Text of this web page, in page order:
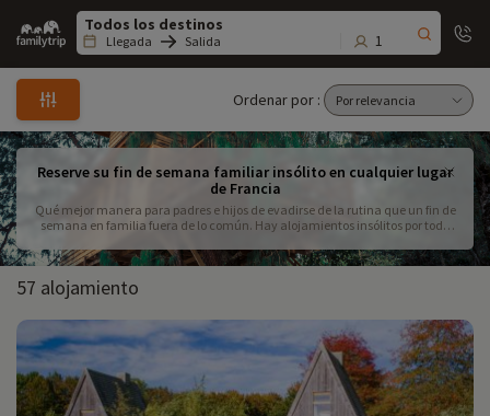
Family
trip
Llegada Salida 1
Ordenar por :
Reserve su fin de semana familiar insólito en cualquier lugar
de Francia
Qué mejor manera para padres e hijos de evadirse de la rutina que un fin de
semana en familia fuera de lo común. Hay alojamientos insólitos por toda
vírgenes. Familytrip ha hecho el trabajo por usted, así que ¡aprovéchelo! Un
fin de semana en una casa del árbol, en un zoo, en una cabaña o en una
yurta... ¡Descubra todos los alojamientos insólitos que le proponemos para
57 alojamiento